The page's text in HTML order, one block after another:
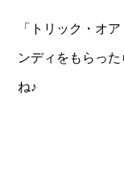
「トリック・オ
ンディをもらっ
ね♪